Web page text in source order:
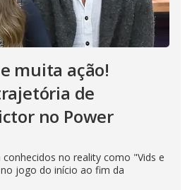
muita ação!
de
no Power
no reality como "Vids e
jogo do início ao fim da